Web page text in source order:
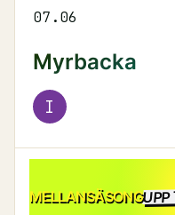
07.06
Myrbacka
I
MELLANSÄSONGUPP